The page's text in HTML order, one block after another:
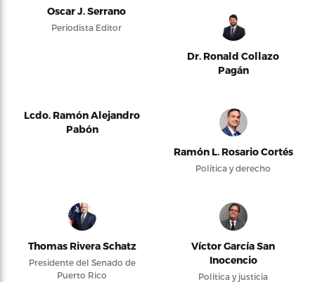
Oscar J. Serrano
Periodista Editor
Dr. Ronald Collazo
Pagán
Lcdo. Ramón Alejandro
Pabón
Ramón L. Rosario Cortés
Política y derecho
Thomas Rivera Schatz
Presidente del Senado de
Puerto Rico
Víctor García San
Inocencio
Política y justicia